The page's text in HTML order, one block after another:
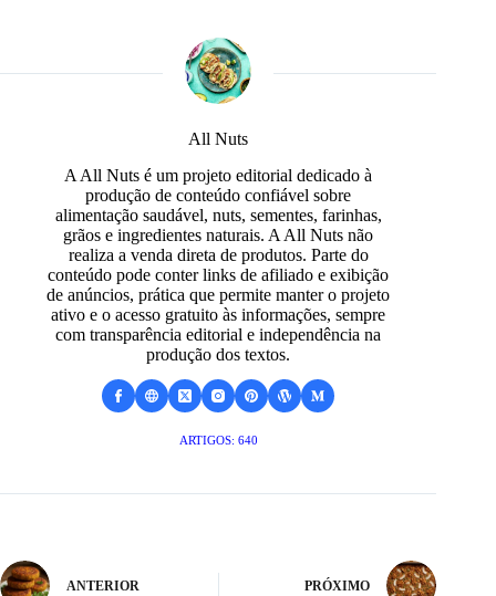
All Nuts
A All Nuts é um projeto editorial dedicado à
produção de conteúdo confiável sobre
alimentação saudável, nuts, sementes, farinhas,
grãos e ingredientes naturais. A All Nuts não
realiza a venda direta de produtos. Parte do
conteúdo pode conter links de afiliado e exibição
de anúncios, prática que permite manter o projeto
ativo e o acesso gratuito às informações, sempre
com transparência editorial e independência na
produção dos textos.
ARTIGOS: 640
ANTERIOR PRÓXIMO